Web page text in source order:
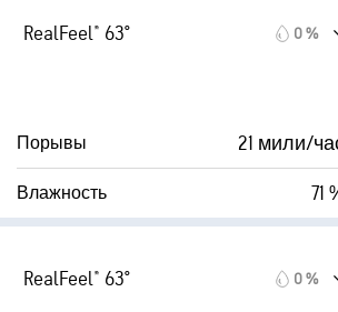
Облачность 77
RealFeel® 63° 0 %
Порывы 21 мили/
Влажность 71
Облачность
Видимость 6
RealFeel® 63° 0 %